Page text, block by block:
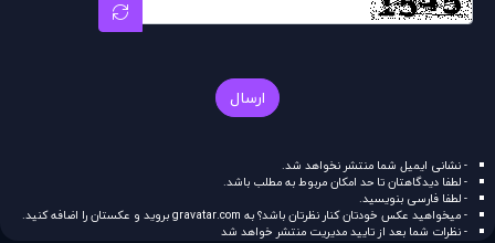
ارسال
- نشانی ایمیل شما منتشر نخواهد شد.
- لطفا دیدگاهتان تا حد امکان مربوط به مطلب باشد.
- لطفا فارسی بنویسید.
- میخواهید عکس خودتان کنار نظرتان باشد؟ به gravatar.comبروید و عکستان را اضافه کنید.
- نظرات شما بعد از تایید مدیریت منتشر خواهد شد